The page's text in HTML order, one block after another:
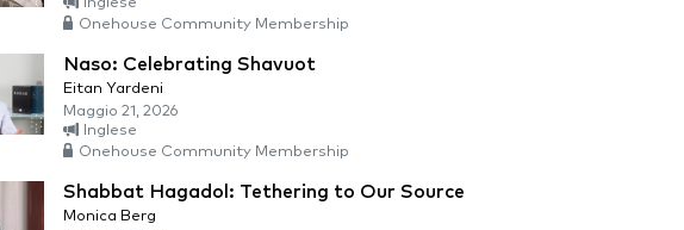
Onehouse Community Membership
Naso: Celebrating Shavuot
Eitan Yardeni
Maggio 21, 2026
Inglese
Onehouse Community Membership
Shabbat Hagadol: Tethering to Our Source
Monica Berg